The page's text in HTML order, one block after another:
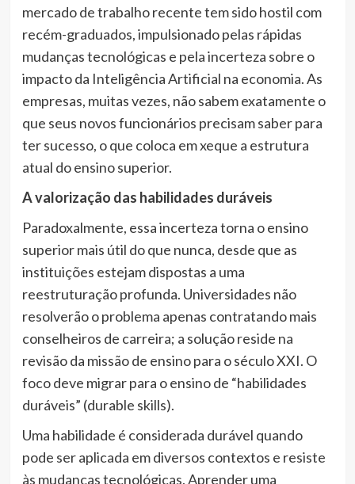
mercado de trabalho recente tem sido hostil com
recém-graduados, impulsionado pelas rápidas
mudanças tecnológicas e pela incerteza sobre o
impacto da Inteligência Artificial na economia. As
empresas, muitas vezes, não sabem exatamente o
que seus novos funcionários precisam saber para
ter sucesso, o que coloca em xeque a estrutura
atual do ensino superior.
A valorização das habilidades duráveis
Paradoxalmente, essa incerteza torna o ensino
superior mais útil do que nunca, desde que as
instituições estejam dispostas a uma
reestruturação profunda. Universidades não
resolverão o problema apenas contratando mais
conselheiros de carreira; a solução reside na
revisão da missão de ensino para o século XXI. O
foco deve migrar para o ensino de “habilidades
duráveis” (durable skills).
Uma habilidade é considerada durável quando
pode ser aplicada em diversos contextos e resiste
às mudanças tecnológicas. Aprender uma